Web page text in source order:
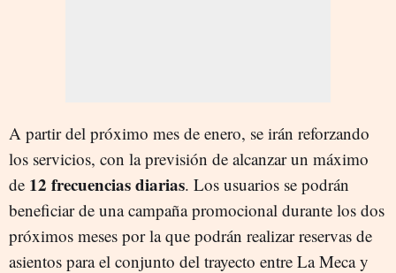
A partir del próximo mes de enero, se irán reforzando
los servicios, con la previsión de alcanzar un máximo
de 12 frecuencias diarias. Los usuarios se podrán
beneficiar de una campaña promocional durante los dos
próximos meses por la que podrán realizar reservas de
asientos para el conjunto del trayecto entre La Meca y